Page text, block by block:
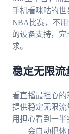
手机看咪咕的世
NBA比赛，不
的设备支持，
求。
稳定无限流
看直播最担心的
提供稳定无限流
用担心看到一
——会自动把体